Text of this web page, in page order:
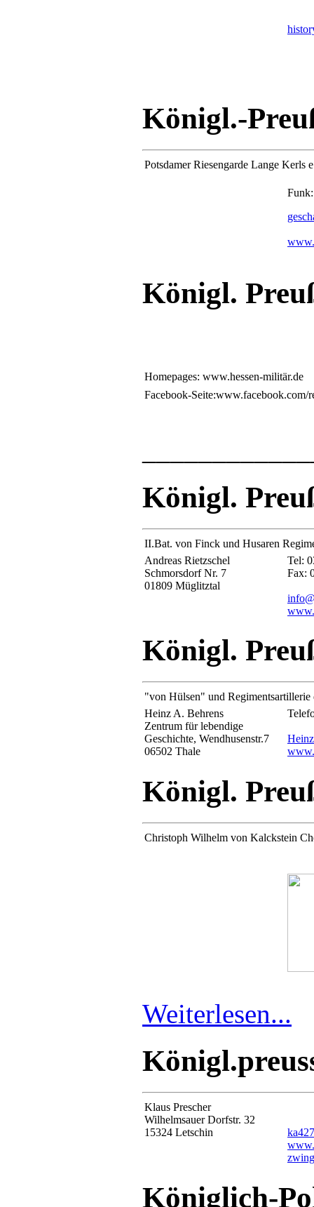
Königl.-
Potsdamer Riesengarde Lange Kerls
Funk:
Königl.
Homepages: www.hessen-militär.de
Facebook-Seite:www.facebook.com/
Königl.
II.Bat. von Finck und Husaren
Andreas Rietzschel
Schmorsdorf Nr. 7
01809 Müglitztal
Tel:
Fax:
Königl.
"von Hülsen" und Regimentsartillerie
Heinz A. Behrens
Zentrum für lebendige
Geschichte, Wendhusenstr.7
06502 Thale
Königl.
Christoph Wilhelm von Kalckstein
Weiterlesen...
Klaus Prescher
Wilhelmsauer Dorfstr. 32
15324 Letschin
Königlich-